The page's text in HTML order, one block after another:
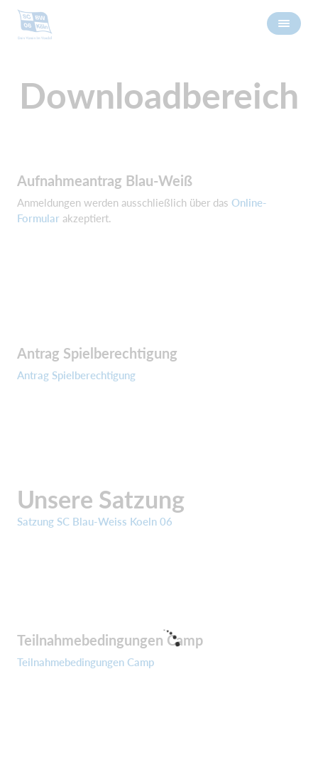
Downloadbereich
Aufnahmeantrag Blau-Weiß
Anmeldungen werden ausschließlich über das Online-
Formular akzeptiert.
Antrag Spielberechtigung
Antrag Spielberechtigung
Unsere Satzung
Satzung SC Blau-Weiss Koeln 06
Teilnahmebedingungen Camp
Teilnahmebedingungen Camp